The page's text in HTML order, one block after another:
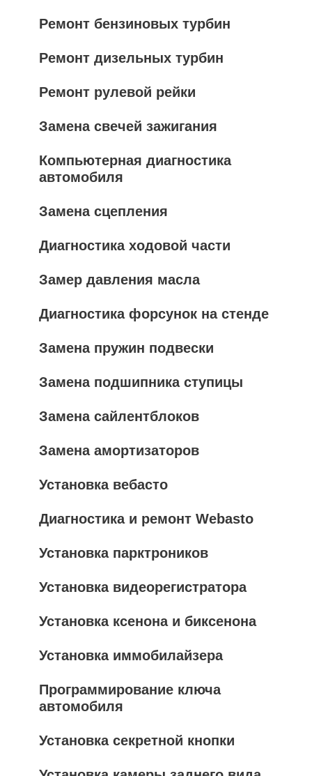
Ремонт бензиновых турбин
Ремонт дизельных турбин
Ремонт рулевой рейки
Замена свечей зажигания
Компьютерная диагностика
автомобиля
Замена сцепления
Диагностика ходовой части
Замер давления масла
Диагностика форсунок на стенде
Замена пружин подвески
Замена подшипника ступицы
Замена сайлентблоков
Замена амортизаторов
Установка вебасто
Диагностика и ремонт Webasto
Установка парктроников
Установка видеорегистратора
Установка ксенона и биксенона
Установка иммобилайзера
Программирование ключа
автомобиля
Установка секретной кнопки